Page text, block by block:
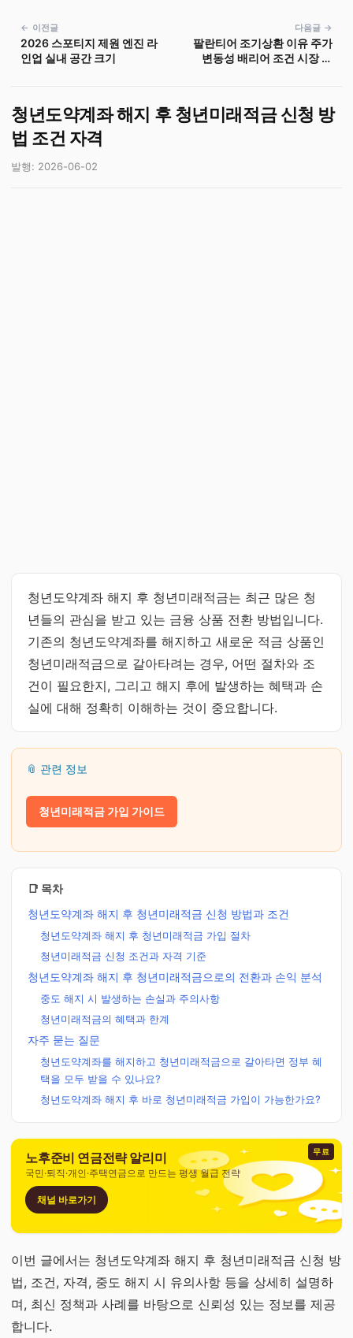
← 이전글
2026 스포티지 제원 엔진 라
인업 실내 공간 크기
다음글 →
팔란티어 조기상환 이유 주가
변동성 배리어 조건 시장 상
청년도약계좌 해지 후 청년미래적금 신청 방
법 조건 자격
발행: 2026-06-02
청년도약계좌 해지 후 청년미래적금는 최근 많은 청
년들의 관심을 받고 있는 금융 상품 전환 방법입니다.
기존의 청년도약계좌를 해지하고 새로운 적금 상품인
청년미래적금으로 갈아타려는 경우, 어떤 절차와 조
건이 필요한지, 그리고 해지 후에 발생하는 혜택과 손
실에 대해 정확히 이해하는 것이 중요합니다.
📎 관련 정보
청년미래적금 가입 가이드
📑 목차
청년도약계좌 해지 후 청년미래적금 신청 방법과 조건
청년도약계좌 해지 후 청년미래적금 가입 절차
청년미래적금 신청 조건과 자격 기준
청년도약계좌 해지 후 청년미래적금으로의 전환과 손익 분석
중도 해지 시 발생하는 손실과 주의사항
청년미래적금의 혜택과 한계
자주 묻는 질문
청년도약계좌를 해지하고 청년미래적금으로 갈아타면 정부 혜
택을 모두 받을 수 있나요?
청년도약계좌 해지 후 바로 청년미래적금 가입이 가능한가요?
무료
노후준비 연금전략 알리미
국민·퇴직·개인·주택연금으로 만드는 평생 월급 전략
채널 바로가기
이번 글에서는 청년도약계좌 해지 후 청년미래적금 신청 방
법, 조건, 자격, 중도 해지 시 유의사항 등을 상세히 설명하
며, 최신 정책과 사례를 바탕으로 신뢰성 있는 정보를 제공
합니다.